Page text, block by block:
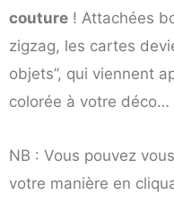
couture ! Attachées
zigzag, les cartes
objets’’, qui viennent
colorée à votre déco…
NB : Vous pouvez
votre manière en